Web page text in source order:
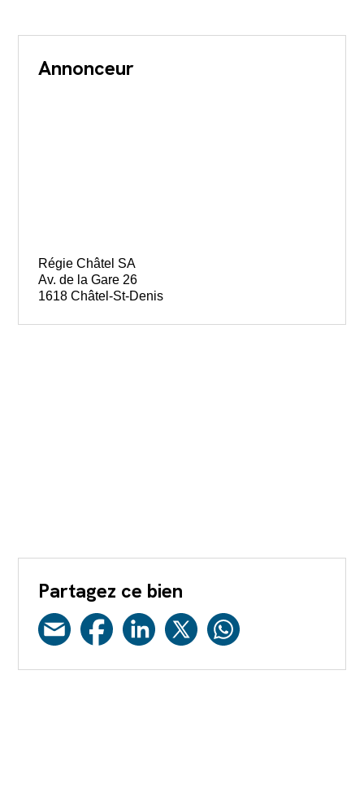
Annonceur
Régie Châtel SA
Av. de la Gare 26
1618 Châtel-St-Denis
Partagez ce bien